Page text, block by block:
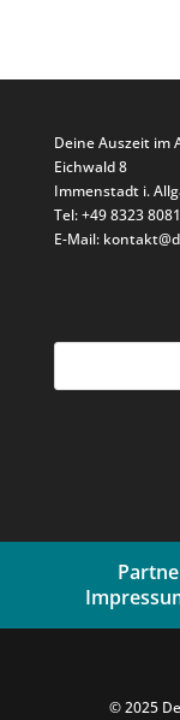
Deine Auszeit im
Eichwald 8
Immenstadt i.
Tel: +49 8323
E-Mail:
© 2025